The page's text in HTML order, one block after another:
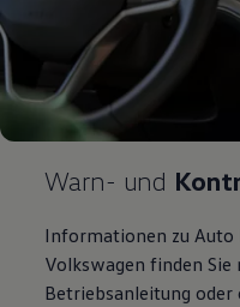
Warn- und
Informationen zu
Volkswagen finden Sie
Betriebsanleitung